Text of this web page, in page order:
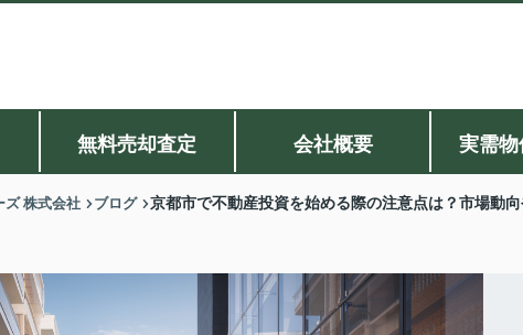
無料売却査定 会社概要 実需
ズ 株式会社 ブログ 京都市で不動産投資を始める際の注意点は？市場動